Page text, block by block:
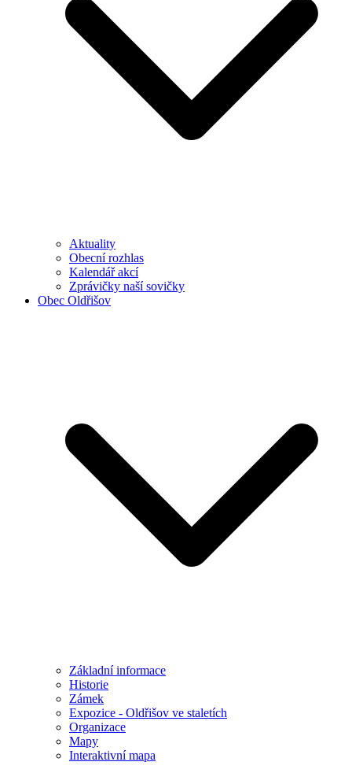
Aktuality
Obecní rozhlas
Kalendář akcí
Zprávičky naší sovičky
Obec Oldřišov
Základní informace
Historie
Zámek
Expozice - Oldřišov ve staletích
Organizace
Mapy
Interaktivní mapa